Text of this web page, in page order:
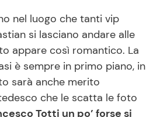
nel luogo che tanti vip
si lasciano andare alle
appare così romantico. La
è sempre in primo piano, in
sarà anche merito
che le scatta le foto
Totti un po’ forse si